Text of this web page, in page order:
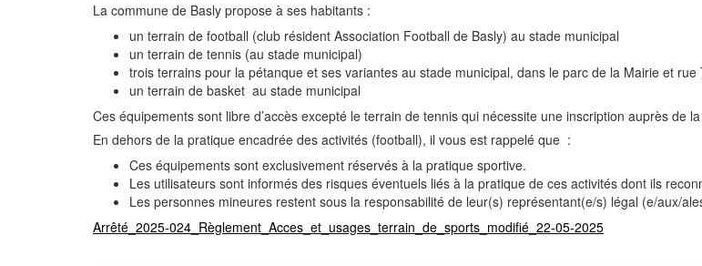
La commune de Basly propose à ses habitants :
un terrain de football (club résident Association Football de Basly) au stade municipal
un terrain de tennis (au stade municipal)
trois terrains pour la pétanque et ses variantes au stade municipal, dans le parc de la Mairie et rue
un terrain de basket au stade municipal
Ces équipements sont libre d’accès excepté le terrain de tennis qui nécessite une inscription auprès de
En dehors de la pratique encadrée des activités (football), il vous est rappelé que :
Ces équipements sont exclusivement réservés à la pratique sportive.
Les utilisateurs sont informés des risques éventuels liés à la pratique de ces activités dont ils
Les personnes mineures restent sous la responsabilité de leur(s) représentant(e/s) légal (e/aux/
Arrêté_2025-024_Règlement_Acces_et_usages_terrain_de_sports_modifié_22-05-2025